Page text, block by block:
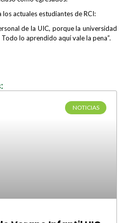
los actuales estudiantes de RCI:
de la UIC, porque la universidad
lo aprendido aquí vale la pena”.
NOTICIAS